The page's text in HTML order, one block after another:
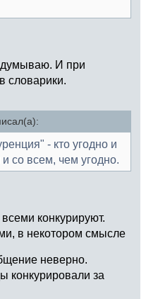
И при
словарики.
- кто угодно и
и со всем, чем угодно.
конкурируют.
в некотором смысле
неверно.
конкурировали за